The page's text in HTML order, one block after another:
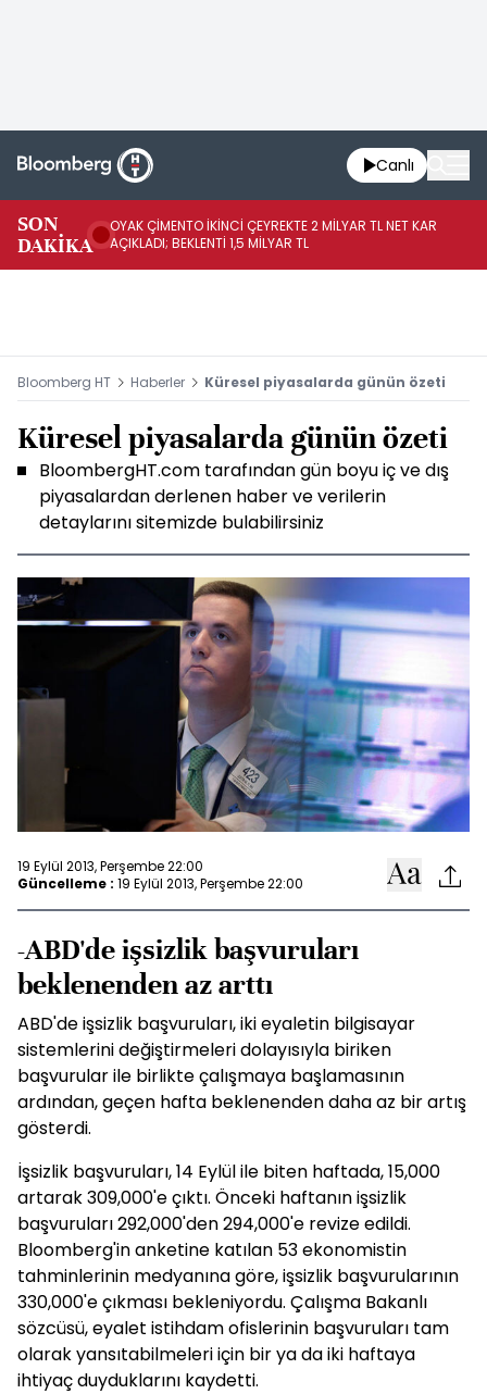
Canlı
SON
DAKİKA
OYAK ÇİMENTO İKİNCİ ÇEYREKTE 2 MİLYAR TL NET KAR
AÇIKLADI; BEKLENTİ 1,5 MİLYAR TL
Bloomberg HT Haberler Küresel piyasalarda günün özeti
Küresel piyasalarda günün özeti
BloombergHT.com tarafından gün boyu iç ve dış
piyasalardan derlenen haber ve verilerin
detaylarını sitemizde bulabilirsiniz
19 Eylül 2013, Perşembe 22:00
Güncelleme : 19 Eylül 2013, Perşembe 22:00
-ABD'de işsizlik başvuruları
beklenenden az arttı
ABD'de işsizlik başvuruları, iki eyaletin bilgisayar
sistemlerini değiştirmeleri dolayısıyla biriken
başvurular ile birlikte çalışmaya başlamasının
ardından, geçen hafta beklenenden daha az bir artış
gösterdi.
İşsizlik başvuruları, 14 Eylül ile biten haftada, 15,000
artarak 309,000'e çıktı. Önceki haftanın işsizlik
başvuruları 292,000'den 294,000'e revize edildi.
Bloomberg'in anketine katılan 53 ekonomistin
tahminlerinin medyanına göre, işsizlik başvurularının
330,000'e çıkması bekleniyordu. Çalışma Bakanlı
sözcüsü, eyalet istihdam ofislerinin başvuruları tam
olarak yansıtabilmeleri için bir ya da iki haftaya
ihtiyaç duyduklarını kaydetti.